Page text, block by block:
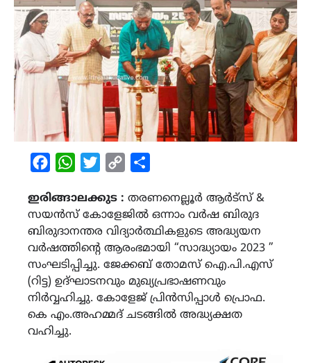
FacebookWhatsAppTwitterCopy
ഇരിങ്ങാലക്കുട : തരണനെല്ലൂർ ആർട്സ് &
സയൻസ് കോളേജിൽ ഒന്നാം വർഷ ബിരുദ
ബിരുദാനന്തര വിദ്യാർത്ഥികളുടെ അദ്ധ്യയന
വർഷത്തിന്‍റെ ആരംഭമായി “സാദ്ധ്യായം 2023 ”
സംഘടിപ്പിച്ചു. ജേക്കബ് തോമസ് ഐ.പി.എസ്
(റിട്ട) ഉദ്ഘാടനവും മുഖ്യപ്രഭാഷണവും
നിർവ്വഹിച്ചു. കോളേജ് പ്രിൻസിപ്പാൾ പ്രൊഫ.
കെ എം.അഹമ്മദ് ചടങ്ങിൽ അദ്ധ്യക്ഷത
വഹിച്ചു.